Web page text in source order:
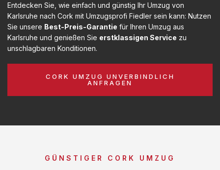
Entdecken Sie, wie einfach und günstig Ihr Umzug von
Karlsruhe nach Cork mit Umzugsprofi Fiedler sein kann: Nutzen
Sie unsere Best-Preis-Garantie für Ihren Umzug aus
Karlsruhe und genießen Sie erstklassigen Service zu
unschlagbaren Konditionen.
CORK UMZUG UNVERBINDLICH
ANFRAGEN
GÜNSTIGER CORK UMZUG